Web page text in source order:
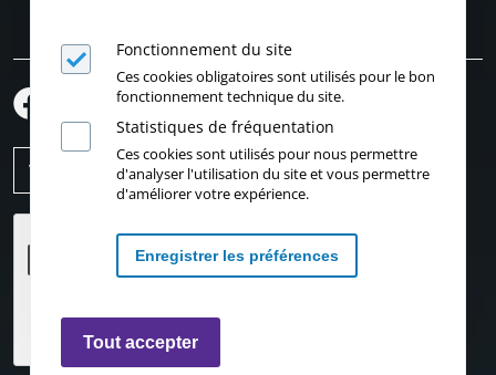
Fonctionnement du site
Ces cookies obligatoires sont utilisés pour le bon
fonctionnement technique du site.
Statistiques de fréquentation
Ces cookies sont utilisés pour nous permettre
d'analyser l'utilisation du site et vous permettre
d'améliorer votre expérience.
Enregistrer les préférences
Tout accepter